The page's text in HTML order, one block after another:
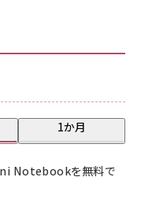
1か月
Notebookを無料で